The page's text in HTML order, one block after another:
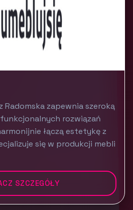
Radomska zapewnia szeroką
rozwiązań
łączą estetykę z
się w produkcji mebli
SZCZEGÓŁY